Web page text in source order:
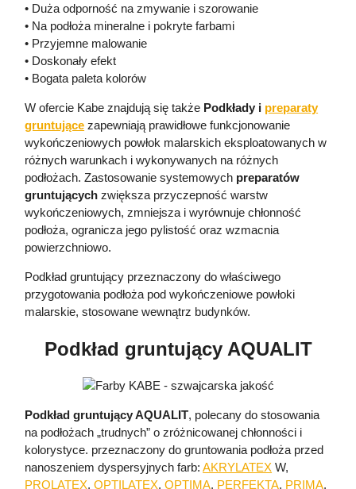
• Duża odporność na zmywanie i szorowanie
• Na podłoża mineralne i pokryte farbami
• Przyjemne malowanie
• Doskonały efekt
• Bogata paleta kolorów
W ofercie Kabe znajdują się także Podkłady i preparaty
gruntujące zapewniają prawidłowe funkcjonowanie
wykończeniowych powłok malarskich eksploatowanych w
różnych warunkach i wykonywanych na różnych
podłożach. Zastosowanie systemowych preparatów
gruntujących zwiększa przyczepność warstw
wykończeniowych, zmniejsza i wyrównuje chłonność
podłoża, ogranicza jego pylistość oraz wzmacnia
powierzchniowo.
Podkład gruntujący przeznaczony do właściwego
przygotowania podłoża pod wykończeniowe powłoki
malarskie, stosowane wewnątrz budynków.
Podkład gruntujący AQUALIT
Podkład gruntujący AQUALIT, polecany do stosowania
na podłożach „trudnych” o zróżnicowanej chłonności i
kolorystyce. przeznaczony do gruntowania podłoża przed
nanoszeniem dyspersyjnych farb:AKRYLATEX W,
PROLATEX,OPTILATEX,OPTIMA, PERFEKTA, PRIMA,